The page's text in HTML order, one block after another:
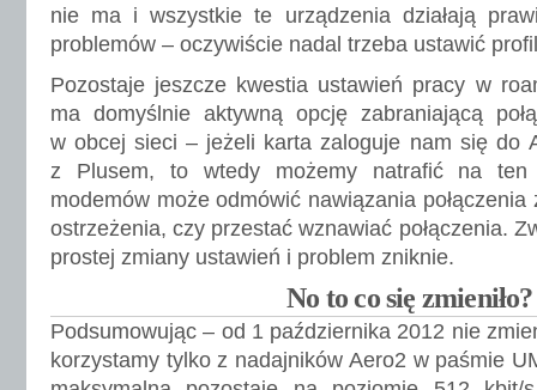
nie ma i wszystkie te urządzenia działają
problemów – oczywiście nadal trzeba ustawić
Pozostaje jeszcze kwestia ustawień pracy w
ma domyślnie aktywną opcję zabraniającą
w obcej sieci – jeżeli karta zaloguje nam się do
z Plusem, to wtedy możemy natrafić na ten
modemów może odmówić nawiązania
ostrzeżenia, czy przestać wznawiać połączenia.
prostej zmiany ustawień i problem zniknie.
No to co się zmieniło?
Podsumowując – od 1 października 2012 nie
korzystamy tylko z nadajników Aero2 w paśmie